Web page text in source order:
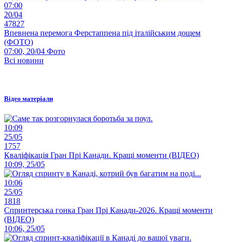
07:00
20/04
47827
Впевнена перемога Ферстаппена під італійським дощем
(ФОТО)
07:00, 20/04 Фото
Всі новини
Відео матеріали
10:09
25/05
1757
Кваліфікація Гран Прі Канади. Кращі моменти (ВІДЕО)
10:09, 25/05
10:06
25/05
1818
Спринтерська гонка Гран Прі Канади-2026. Кращі моменти
(ВІДЕО)
10:06, 25/05